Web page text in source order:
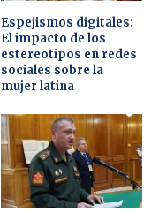
Espejismos digitales:
El impacto de los
estereotipos en redes
sociales sobre la
mujer latina